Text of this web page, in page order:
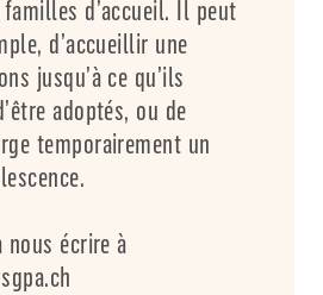
d’accueil. Il peut
d’accueillir une
jusqu’à ce qu’ils
adoptés, ou de
temporairement un
nous écrire à